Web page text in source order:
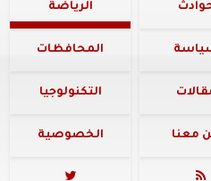
الرياضة
المحافظات
التكنولوجيا
معنا الخصوصية